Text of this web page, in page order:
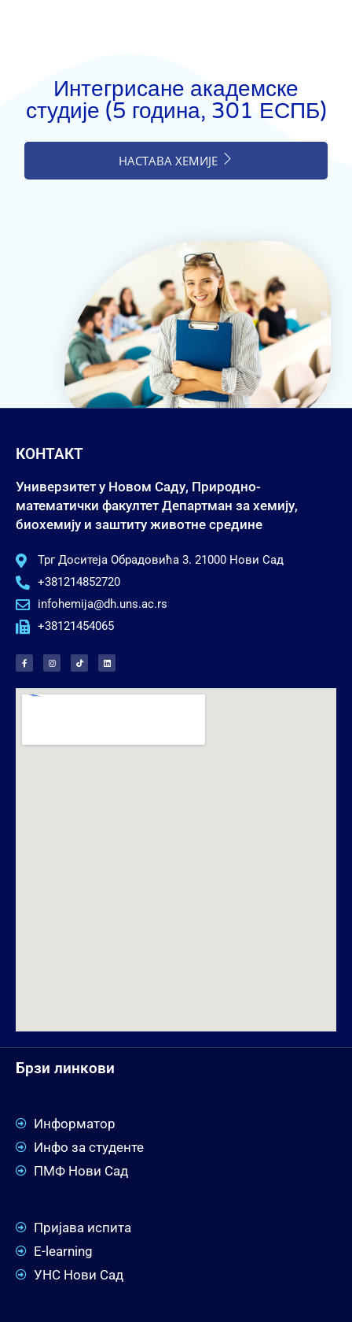
Интегрисане академске
студије (5 година, 301 ЕСПБ)
НАСТАВА ХЕМИЈЕ
КОНТАКТ
Универзитет у Новом Саду, Природно-
математички факултет Департман за хемију,
биохемију и заштиту животне средине
Трг Доситеја Обрадовића 3. 21000 Нови Сад
+381214852720
infohemija@dh.uns.ac.rs
+38121454065
Брзи линкови
Информатор
Инфо за студенте
ПМФ Нови Сад
Пријава испита
E-learning
УНС Нови Сад